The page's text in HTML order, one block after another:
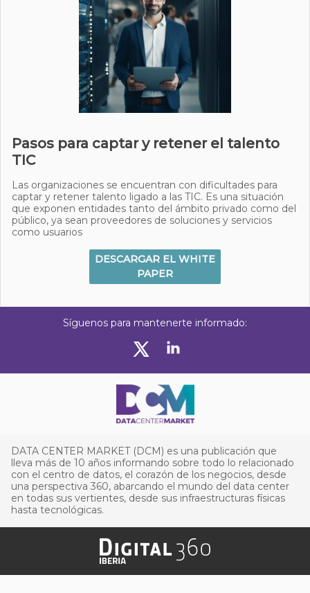
Pasos para captar y retener el talento
TIC
Las organizaciones se encuentran con dificultades para
captar y retener talento ligado a las TIC. Es una situación
que exponen entidades tanto del ámbito privado como del
público, ya sean proveedores de soluciones y servicios
como usuarios
DESCARGAR EL WHITE
PAPER
Síguenos para mantenerte informado:
DATA CENTER MARKET (DCM) es una publicación que
lleva más de 10 años informando sobre todo lo relacionado
con el centro de datos, el corazón de los negocios, desde
una perspectiva 360, abarcando el mundo del data center
en todas sus vertientes, desde sus infraestructuras físicas
hasta tecnológicas.